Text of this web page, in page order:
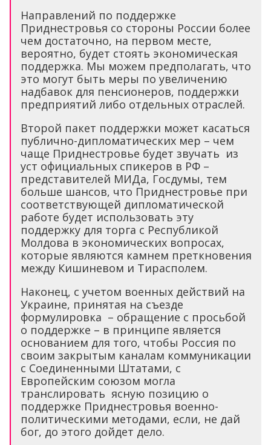
Направлений по поддержке
Приднестровья со стороны России более
чем достаточно, на первом месте,
вероятно, будет стоять экономическая
поддержка. Мы можем предполагать, что
это могут быть меры по увеличению
надбавок для пенсионеров, поддержки
предприятий либо отдельных отраслей.
Второй пакет поддержки может касаться
публично-дипломатических мер – чем
чаще Приднестровье будет звучать из
уст официальных спикеров в РФ –
представителей МИДа, Госдумы, тем
больше шансов, что Приднестровье при
соответствующей дипломатической
работе будет использовать эту
поддержку для торга с Республикой
Молдова в экономических вопросах,
которые являются камнем преткновения
между Кишиневом и Тирасполем.
Наконец, с учетом военных действий на
Украине, принятая на съезде
формулировка – обращение с просьбой
о поддержке – в принципе является
основанием для того, чтобы Россия по
своим закрытым каналам коммуникации
с Соединенными Штатами, с
Европейским союзом могла
транслировать ясную позицию о
поддержке Приднестровья военно-
политическими методами, если, не дай
бог, до этого дойдет дело.